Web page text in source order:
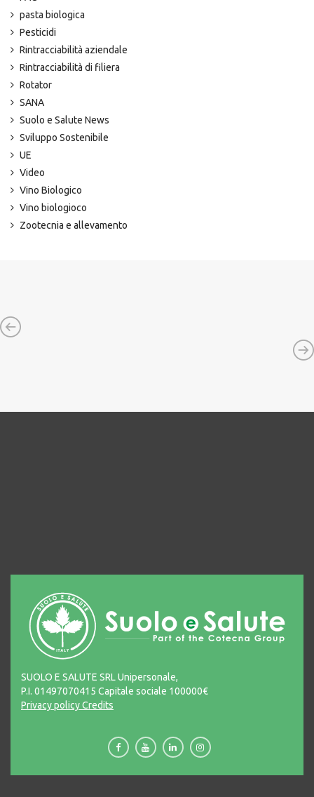
pasta biologica
Pesticidi
Rintracciabilità aziendale
Rintracciabilità di filiera
Rotator
SANA
Suolo e Salute News
Sviluppo Sostenibile
UE
Video
Vino Biologico
Vino biologioco
Zootecnia e allevamento
SUOLO E SALUTE SRL Unipersonale,
P.I. 01497070415 Capitale sociale 100000€
Privacy policyCredits